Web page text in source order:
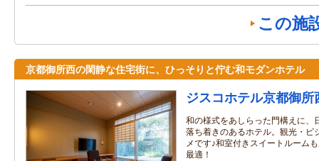
この施
京都御所西の閑静な住宅街に、ひっそりと佇む和モダンホテル
ジスコホテル京都御所
和の様式をあしらった門構えに、
落ち着きのあるホテル。観光・ビ
メです♪和室付きスイートルーム
最適！